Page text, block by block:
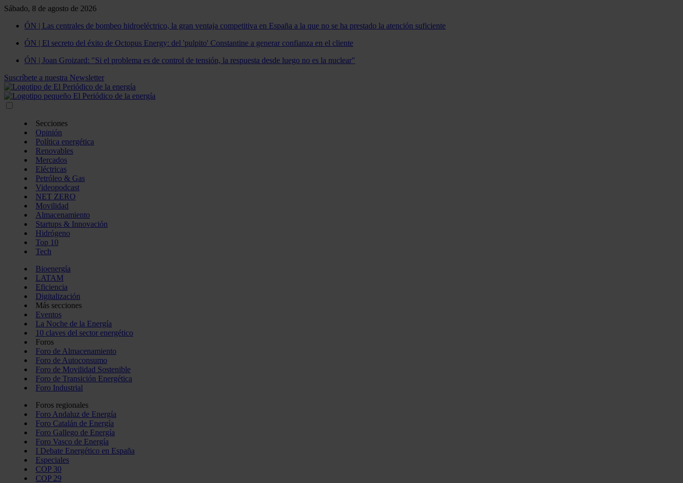
Sábado, 8 de agosto de 2026
ÓN | Las centrales de bombeo hidroeléctrico, la gran ventaja competitiva en España a la que no se ha prestado la atención suficiente
ÓN | El secreto del éxito de Octopus Energy: del 'pulpito' Constantine a generar confianza en el cliente
ÓN | Joan Groizard: "Si el problema es de control de tensión, la respuesta desde luego no es la nuclear"
Suscríbete a nuestra Newsletter
Secciones
Opinión
Política energética
Renovables
Mercados
Eléctricas
Petróleo & Gas
Videopodcast
NET ZERO
Movilidad
Almacenamiento
Startups & Innovación
Hidrógeno
Top 10
Tech
Bioenergía
LATAM
Eficiencia
Digitalización
Más secciones
Eventos
La Noche de la Energía
10 claves del sector energético
Foros
Foro de Almacenamiento
Foro de Autoconsumo
Foro de Movilidad Sostenible
Foro de Transición Energética
Foro Industrial
Foros regionales
Foro Andaluz de Energía
Foro Catalán de Energía
Foro Gallego de Energía
Foro Vasco de Energía
I Debate Energético en España
Especiales
COP 30
COP 29